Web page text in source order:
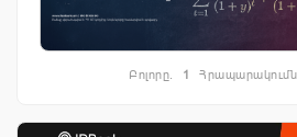
Բոլորը. 1